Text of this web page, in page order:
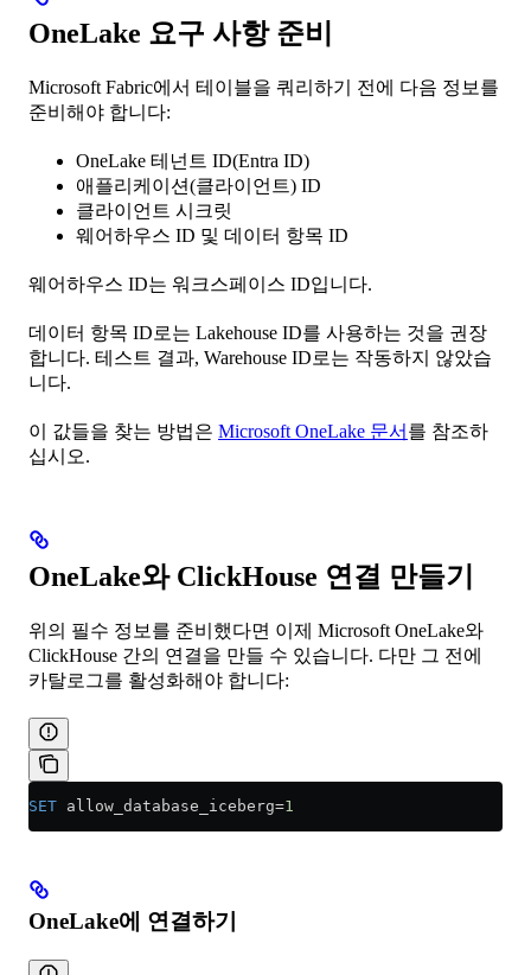
OneLake 요구 사항 준비
Microsoft Fabric에서 테이블을 쿼리하기 전에 다음 정보를
준비해야 합니다:
OneLake 테넌트 ID(Entra ID)
애플리케이션(클라이언트) ID
클라이언트 시크릿
웨어하우스 ID 및 데이터 항목 ID
웨어하우스 ID는 워크스페이스 ID입니다.
데이터 항목 ID로는 Lakehouse ID를 사용하는 것을 권장
합니다. 테스트 결과, Warehouse ID로는 작동하지 않았습
니다.
이 값들을 찾는 방법은 Microsoft OneLake 문서 를 참조하
십시오.
OneLake와 ClickHouse 연결 만들기
위의 필수 정보를 준비했다면 이제 Microsoft OneLake와
ClickHouse 간의 연결을 만들 수 있습니다. 다만 그 전에
카탈로그를 활성화해야 합니다:
SET allow_database_iceberg=1
OneLake에 연결하기